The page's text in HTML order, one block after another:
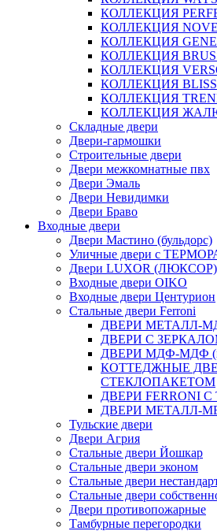
КОЛЛЕКЦИЯ
КОЛЛЕКЦИЯ
КОЛЛЕКЦИЯ
КОЛЛЕКЦИЯ
КОЛЛЕКЦИЯ
КОЛЛЕКЦИЯ BLISS
КОЛЛЕКЦИЯ
КОЛЛЕКЦИЯ
Складные двери
Двери-гармошки
Строительные двери
Двери межкомнатные пвх
Двери Эмаль
Двери Невидимки
Двери Браво
Входные двери
Двери Мастино (бульдорс)
Уличные двери с
Двери LUXOR (ЛЮКСОР)
Входные двери OIKO
Входные двери Центурион
Стальные двери Ferroni
ДВЕРИ МЕТАЛЛ-
ДВЕРИ С
ДВЕРИ МДФ-МДФ
КОТТЕДЖНЫЕ
СТЕКЛОПАКЕТОМ
ДВЕРИ FERRONI
ДВЕРИ МЕТАЛЛ-
Тульские двери
Двери Агрия
Стальные двери Йошкар
Стальные двери эконом
Стальные двери
Стальные двери
Двери противопожарные
Тамбурные перегородки